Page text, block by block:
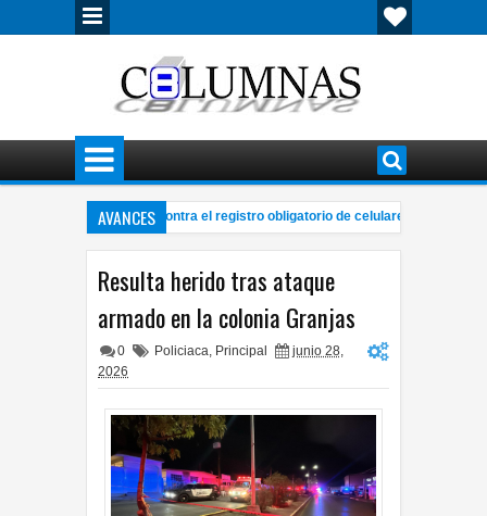
AVANCES
consulta popular contra el registro obligatorio de celulares
Resulta herido tras ataque
armado en la colonia Granjas
0 Policiaca, Principal
junio 28,
2026